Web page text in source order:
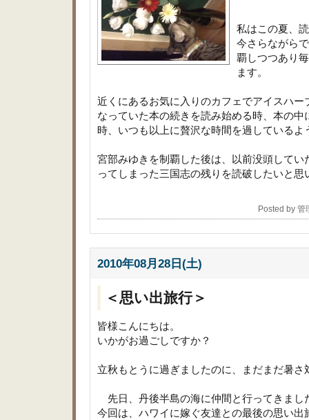
私はこの夏、
今さらながら
覇しつつあり
ます。
近くにあるお気に入りのカフェでアイスハー
なっていた本の続きを読み始める時、本の
時、いつも以上に贅沢な時間を過しているよ
宮部みゆきを制覇した後は、以前没頭してい
ってしまった三国志の残りを読破したいと思
Posted by
2010年08月28日(土)
＜思い出旅行＞
皆様こんにちは。
いかがお過ごしですか？
立秋もとうに過ぎましたのに、まだまだ暑
先日、丹後半島の海に仲間と行ってきまし
今回は、ハワイに嫁ぐ友達との最後の思い出